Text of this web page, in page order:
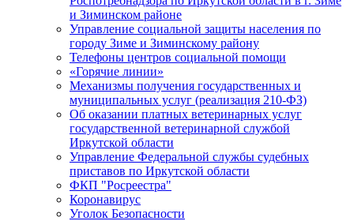
и Зиминском районе
Управление социальной защиты населения по
городу Зиме и Зиминскому району
Телефоны центров социальной помощи
«Горячие линии»
Механизмы получения государственных и
муниципальных услуг (реализация 210-ФЗ)
Об оказании платных ветеринарных услуг
государственной ветеринарной службой
Иркутской области
Управление Федеральной службы судебных
приставов по Иркутской области
ФКП "Росреестра"
Коронавирус
Уголок Безопасности